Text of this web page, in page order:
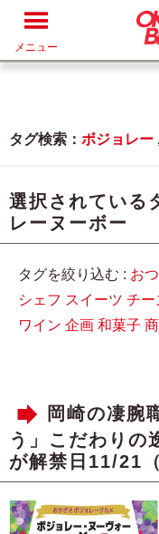
メニュー
タグ検索： ボジョレー
選択されている
レーヌーボー
タグを絞り込む : お
シェフ スイーツ チー
ワイン 企画 和菓子
岡崎の凄腕
う」こだわりの
が解禁日11/21